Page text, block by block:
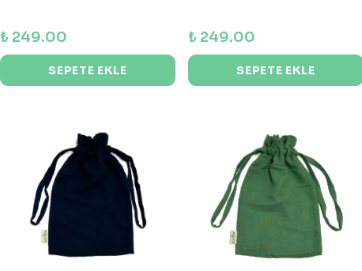
₺ 249.00
SEPETE EKLE
₺ 249.00
SEPETE EKLE